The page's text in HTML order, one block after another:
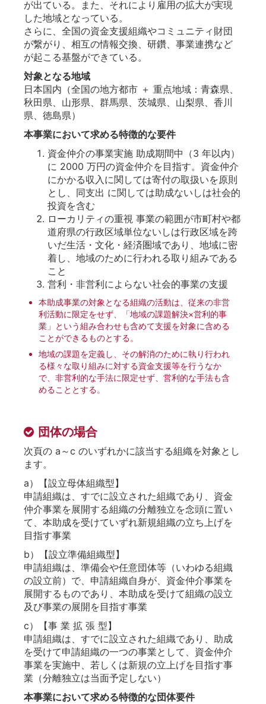
が出ている。また、それにより雇用の拡大が実現
した地域となっている。
さらに、全国の資金支援組織やコミュニティ財団
が繋がり、相互の情報交換、研鑽、事業連携など
が起こる基盤ができている。
対象となる地域
日本国内（全国の地方都市 ＋ 重点地域：⻘森県、
秋田県、山形県、群馬県、茨城県、山梨県、香川
県、徳島県）
本事業において求める特徴的な要件
資金仲介の事業実施 助成期間中（3 年以内）
に 2000 万円の資金仲介を目指す。資金仲介
にかかる収入に関しては寄付の取扱いを原則
とし、同支出 に関しては助成ないしは社会的
投資を含む
ローカリティの重視 事業の範囲が市町村や都
道府県の行政区域単位ないしは行政区域を跨
いだ生活・文化・経済圏域であり、地域に密
着し、地域のために行われる取り組みである
こと
営利・非営利によらない社会的事業の支援
本助成事業の対象となる組織の活動は、従来の非営
利活動に限定をせず、「地域の課題解決×営利的事
業」という組み合わせも含めて支援を対象に含める
ことができるものとする。
地域の課題を定義し、その解消のために執り行われ
る様々な取り組みに対する資金支援等を行うなか
で、非営利的な手法に限定せず、営利的な手法も含
めることとする。
団体の場合
次頁の a～c のいずれかに該当する組織を対象とし
ます。
a）【設立母体組織型】
申請組織は、すでに設立された組織であり、資金
仲介事業を展開する組織の分離独立を念頭に置い
て、本助成を受けていずれ新規組織の立ち上げを
目指す事業
b）【設立準備組織型】
申請組織は、準備会や任意団体等（いわゆる組織
の設立前）で、申請組織自身が、資金仲介事業を
展開するものであり、本助成を受けて組織の設立
及び事業の展開を目指す事業
c）【事 業 拡 張 型】
申請組織は、すでに設立された組織であり、助成
を受けて申請組織の一つの事業として、資金仲介
事業を実施中、若しくは新規の立上げを目指す事
業（分離独立は当面予定しない）
本事業において求める特徴的な団体要件